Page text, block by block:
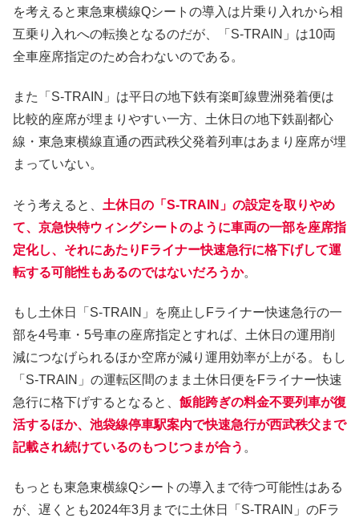
を考えると東急東横線Qシートの導入は片乗り入れから相
互乗り入れへの転換となるのだが、「S-TRAIN」は10両
全車座席指定のため合わないのである。
また「S-TRAIN」は平日の地下鉄有楽町線豊洲発着便は
比較的座席が埋まりやすい一方、土休日の地下鉄副都心
線・東急東横線直通の西武秩父発着列車はあまり座席が埋
まっていない。
そう考えると、 土休日の「S-TRAIN」の設定を取りやめ
て、京急快特ウィングシートのように車両の一部を座席指
定化し、それにあたりFライナー快速急行に格下げして運
転する可能性もあるのではないだろうか。
もし土休日「S-TRAIN」を廃止しFライナー快速急行の一
部を4号車・5号車の座席指定とすれば、土休日の運用削
減につなげられるほか空席が減り運用効率が上がる。もし
「S-TRAIN」の運転区間のまま土休日便をFライナー快速
急行に格下げするとなると、 飯能跨ぎの料金不要列車が復
活するほか、池袋線停車駅案内で快速急行が西武秩父まで
記載され続けているのもつじつまが合う 。
もっとも東急東横線Qシートの導入まで待つ可能性はある
が、遅くとも2024年3月までに土休日「S-TRAIN」のFラ